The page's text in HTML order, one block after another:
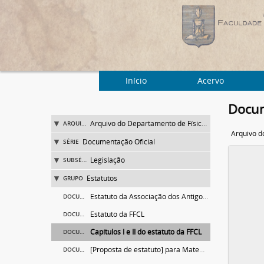
Início Acervo
ARQUIVO Arquivo do Departamento de Física da Faculdade de Filosofia (FFLC)
SÉRIE Documentação Oficial
SUBSÉRIE Legislação
GRUPO Estatutos
DOCUMENTO Estatuto da Associação dos Antigos Alunos da FFCL
DOCUMENTO Estatuto da FFCL
DOCUMENTO Capítulos I e II do estatuto da FFCL
DOCUMENTO [Proposta de estatuto] para Matemática e Física